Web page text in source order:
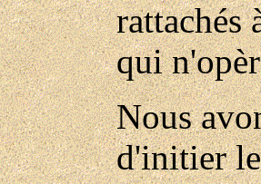
rattachés
qui
Nous
d'initier